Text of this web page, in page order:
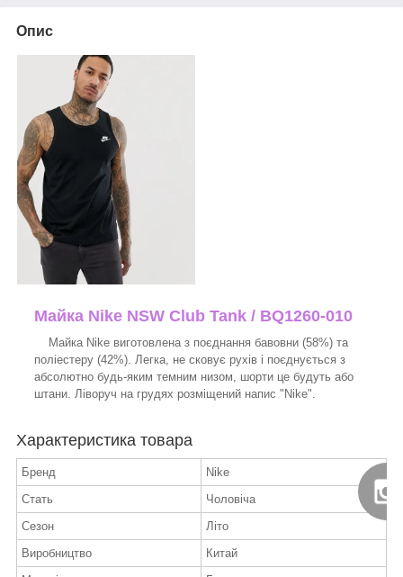
Опис
Майка Nike NSW Club Tank / BQ1260-010
Майка Nike виготовлена з поєднання бавовни (58%) та
поліестеру (42%). Легка, не сковує рухів і поєднується з
абсолютно будь-яким темним низом, шорти це будуть або
штани. Ліворуч на грудях розміщений напис "Nike".
Характеристика товара
Бренд
Nike
Стать
Чоловіча
Сезон
Літо
Виробництво
Китай